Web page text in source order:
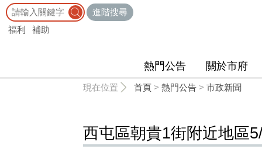
進階搜尋
福利
補助
熱門公告 關於市府
現在位置 首頁 > 熱門公告 > 市政新聞
西屯區朝貴1街附近地區